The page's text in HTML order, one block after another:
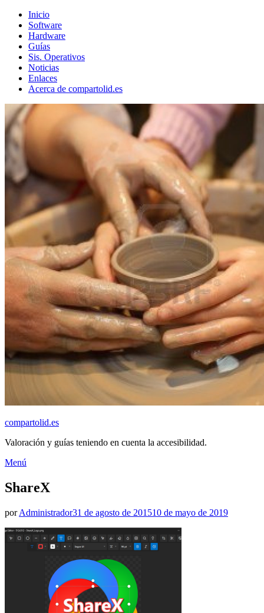
Inicio
Software
Hardware
Guías
Sis. Operativos
Noticias
Enlaces
Acerca de compartolid.es
compartolid.es
Valoración y guías teniendo en cuenta la accesibilidad.
Saltar
contenido
Menú
ShareX
porAdministradorPublicado
31 de agosto de 201510 de mayo de 2019